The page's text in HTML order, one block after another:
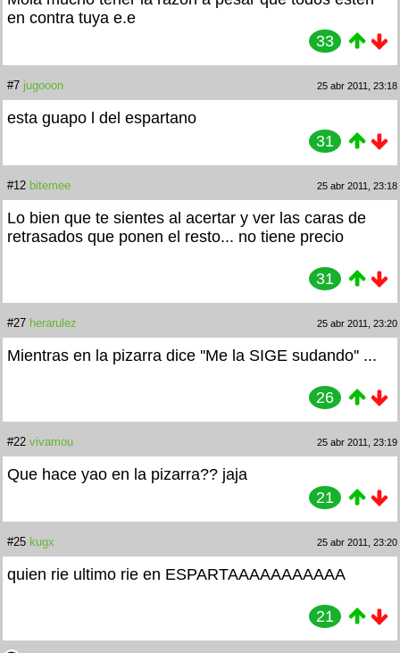
en contra tuya e.e
33
#7 jugooon 25 abr 2011, 23:18
esta guapo l del espartano
31
#12 bitemee 25 abr 2011, 23:18
Lo bien que te sientes al acertar y ver las caras de
retrasados que ponen el resto... no tiene precio
31
#27 herarulez 25 abr 2011, 23:20
Mientras en la pizarra dice ''Me la SIGE sudando'' ...
26
#22 vivamou 25 abr 2011, 23:19
Que hace yao en la pizarra?? jaja
21
#25 kugx 25 abr 2011, 23:20
quien rie ultimo rie en ESPARTAAAAAAAAAAA
21